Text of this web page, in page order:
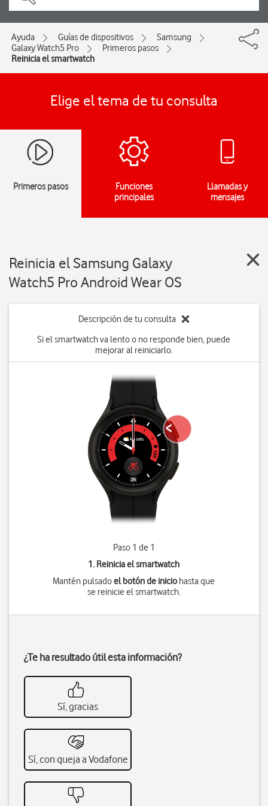
Ayuda Guías de dispositivos
Samsung
Galaxy Watch5 Pro
Primeros pasos
Reinicia el smartwatch
Elige el tema de tu consulta
Primeros pasos
Funciones
principales
Llamadas y
mensajes
Reinicia el Samsung Galaxy
Watch5 Pro Android Wear OS
Descripción de tu consulta
Si el smartwatch va lento o no responde bien, puede
mejorar al reiniciarlo.
Paso 1 de 1
1. Reinicia el smartwatch
Mantén pulsadoel botón de inicio hasta que
se reinicie el smartwatch.
¿Te ha resultado útil esta información?
Sí, gracias
Sí, con queja a Vodafone